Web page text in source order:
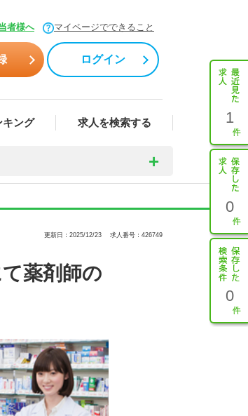
者様へ マイページでできること
ログイン
キング 求人を検索する 1
0
0
更新日：2025/12/23 求人番号：426749
薬剤師の